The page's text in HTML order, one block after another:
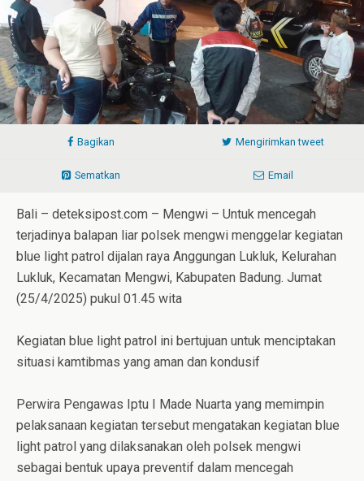
Bagikan Mengirimkan tweet
Sematkan Email
Bali – deteksipost.com – Mengwi – Untuk mencegah
terjadinya balapan liar polsek mengwi menggelar kegiatan
blue light patrol dijalan raya Anggungan Lukluk, Kelurahan
Lukluk, Kecamatan Mengwi, Kabupaten Badung. Jumat
(25/4/2025) pukul 01.45 wita
Kegiatan blue light patrol ini bertujuan untuk menciptakan
situasi kamtibmas yang aman dan kondusif
Perwira Pengawas Iptu I Made Nuarta yang memimpin
pelaksanaan kegiatan tersebut mengatakan kegiatan blue
light patrol yang dilaksanakan oleh polsek mengwi
sebagai bentuk upaya preventif dalam mencegah